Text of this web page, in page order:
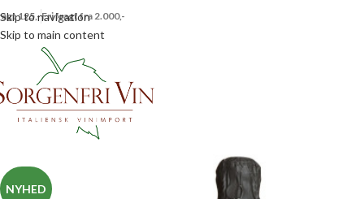
Skip to navigation
Skip to main content
125,-Fri fragt fra 2.000,-
NYHED